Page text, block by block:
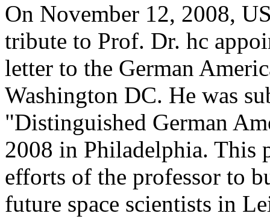
On November 12, 2008,
tribute to Prof. Dr. hc
letter to the German
Washington DC. He was
"Distinguished German
2008 in Philadelphia. This
efforts of the professor to
future space scientists in